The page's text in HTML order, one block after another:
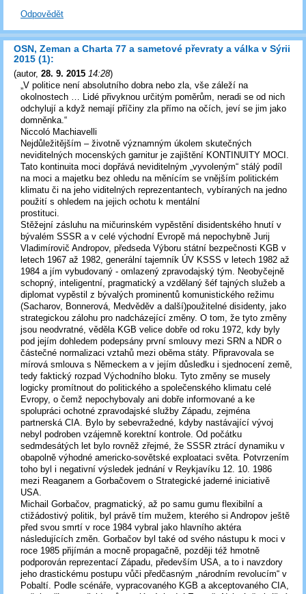
Odpovědět
OSN, Zeman a Charta 77 a sametové převraty a válka v Sýrii
2015 (1):
(autor, 28. 9. 2015 14:28)
„V politice není absolutního dobra nebo zla, vše záleží na
okolnostech … Lidé přivyknou určitým poměrům, neradi se od nich
odchylují a když nemají příčiny zla přímo na očích, jeví se jim jako
domněnka.“
Niccoló Machiavelli
Nejdůležitějším – životně významným úkolem skutečných
neviditelných mocenských garnitur je zajištění KONTINUITY MOCI.
Tato kontinuita moci dopřává neviditelným „vyvoleným“ stálý podíl
na moci a majetku bez ohledu na měnícím se vnějším politickém
klimatu či na jeho viditelných reprezentantech, vybíraných na jedno
použití s ohledem na jejich ochotu k mentální
prostituci.
Stěžejní zásluhu na mičurinském vypěstění disidentského hnutí v
bývalém SSSR a v celé východní Evropě má nepochybně Jurij
Vladimírovič Andropov, předseda Výboru státní bezpečnosti KGB v
letech 1967 až 1982, generální tajemník ÚV KSSS v letech 1982 až
1984 a jím vybudovaný - omlazený zpravodajský tým. Neobyčejně
schopný, inteligentní, pragmatický a vzdělaný šéf tajných služeb a
diplomat vypěstil z bývalých prominentů komunistického režimu
(Sacharov, Bonnerová, Medvěděv a další)použitelné disidenty, jako
strategickou zálohu pro nadcházející změny. O tom, že tyto změny
jsou neodvratné, věděla KGB velice dobře od roku 1972, kdy byly
pod jejím dohledem podepsány první smlouvy mezi SRN a NDR o
částečné normalizaci vztahů mezi oběma státy. Připravovala se
mírová smlouva s Německem a v jejím důsledku i sjednocení země,
tedy faktický rozpad Východního bloku. Tyto změny se musely
logicky promítnout do politického a společenského klimatu celé
Evropy, o čemž nepochybovaly ani dobře informované a ke
spolupráci ochotné zpravodajské služby Západu, zejména
partnerská CIA. Bylo by sebevražedné, kdyby nastávající vývoj
nebyl podroben vzájemně korektní kontrole. Od počátku
sedmdesátých let bylo rovněž zřejmé, že SSSR ztrácí dynamiku v
obapolně výhodné americko-sovětské exploataci světa. Potvrzením
toho byl i negativní výsledek jednání v Reykjavíku 12. 10. 1986
mezi Reaganem a Gorbačovem o Strategické jaderné iniciativě
USA.
Michail Gorbačov, pragmatický, až po samu gumu flexibilní a
ctižádostivý politik, byl právě tím mužem, kterého si Andropov ještě
před svou smrtí v roce 1984 vybral jako hlavního aktéra
následujících změn. Gorbačov byl také od svého nástupu k moci v
roce 1985 přijímán a mocně propagačně, později též hmotně
podporován reprezentací Západu, především USA, a to i navzdory
jeho drastickému postupu vůči předčasným „národním revolucím“ v
Pobaltí. Podle scénáře, vypracovaného KGB a akceptovaného CIA,